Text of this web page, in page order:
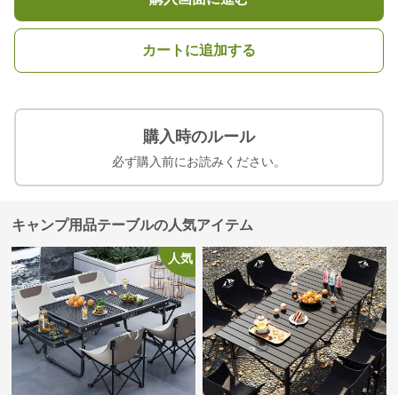
カートに追加する
購入時のルール
必ず購入前にお読みください。
キャンプ用品テーブルの人気アイテム
人気